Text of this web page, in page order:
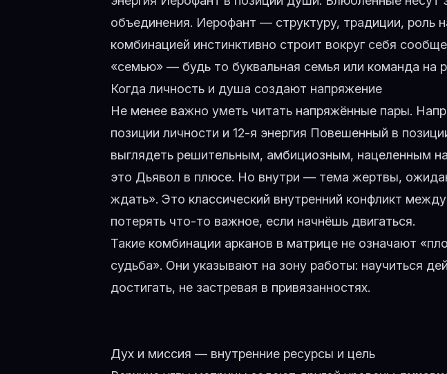
объединения. Иерофант — структуру, традиции, роль
комбинацией инстинктивно строит вокруг себя
«семью» — будь то буквальная семья или команда на
Когда личность и душа создают напряжение
Не менее важно уметь читать напряжённые пары.
позиции личности и 12-я энергия Повешенный в
выглядеть решительным, амбициозным, нацеленным
это Дьявол в плюсе. Но внутри — тема жертвы,
ждать». Это классический внутренний конфликт
потерять что-то важное, если начнёшь двигаться.
Такие комбинации арканов в матрице не означают
судьба». Они указывают на зону работы: научиться
достигать, не застревая в привязанностях.
Дух и миссия — внутренние ресурсы и цель